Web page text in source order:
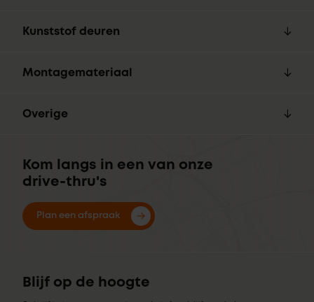
Kunststof deuren
Montagemateriaal
Overige
Kom langs in een van onze
drive-thru's
Plan een afspraak
Blijf op de hoogte